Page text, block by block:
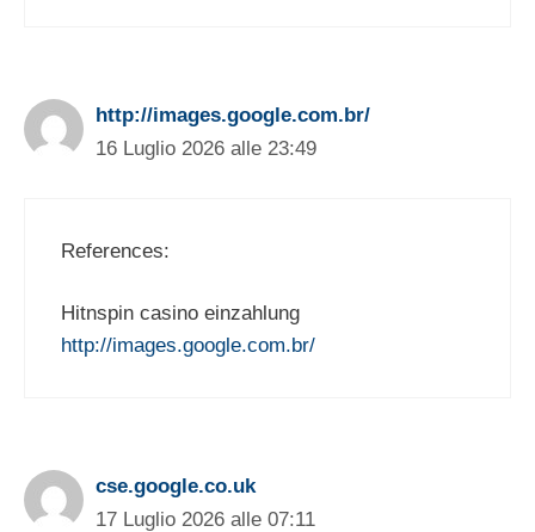
http://images.google.com.br/
16 Luglio 2026 alle 23:49
References:
Hitnspin casino einzahlung
http://images.google.com.br/
cse.google.co.uk
17 Luglio 2026 alle 07:11